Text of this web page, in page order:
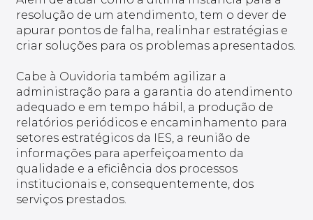
resolução de um atendimento, tem o dever de
apurar pontos de falha, realinhar estratégias e
criar soluções para os problemas apresentados.
Cabe à Ouvidoria também agilizar a
administração para a garantia do atendimento
adequado e em tempo hábil, a produção de
relatórios periódicos e encaminhamento para
setores estratégicos da IES, a reunião de
informações para aperfeiçoamento da
qualidade e a eficiência dos processos
institucionais e, consequentemente, dos
serviços prestados.